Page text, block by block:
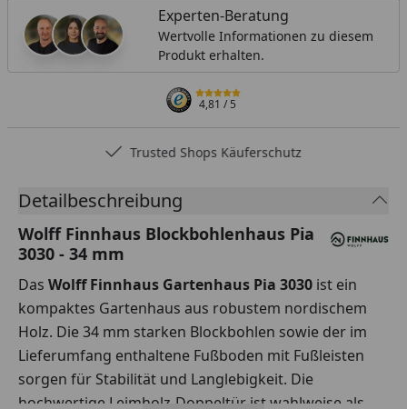
Experten-Beratung
Wertvolle Informationen zu diesem
Produkt erhalten.
4,81/ 5
Trusted Shops Käuferschutz
Detailbeschreibung
Wolff Finnhaus Blockbohlenhaus Pia
3030 - 34 mm
Das Wolff Finnhaus Gartenhaus Pia 3030 ist ein
kompaktes Gartenhaus aus robustem nordischem
Holz. Die 34 mm starken Blockbohlen sowie der im
Lieferumfang enthaltene Fußboden mit Fußleisten
sorgen für Stabilität und Langlebigkeit. Die
hochwertige Leimholz-Doppeltür ist wahlweise als